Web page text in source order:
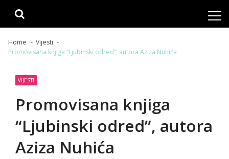
Home
Vijesti
Promovisana knjiga “Ljubinski odred”, autora Aziza Nuhića
VIJESTI
Promovisana knjiga
“Ljubinski odred”, autora
Aziza Nuhića